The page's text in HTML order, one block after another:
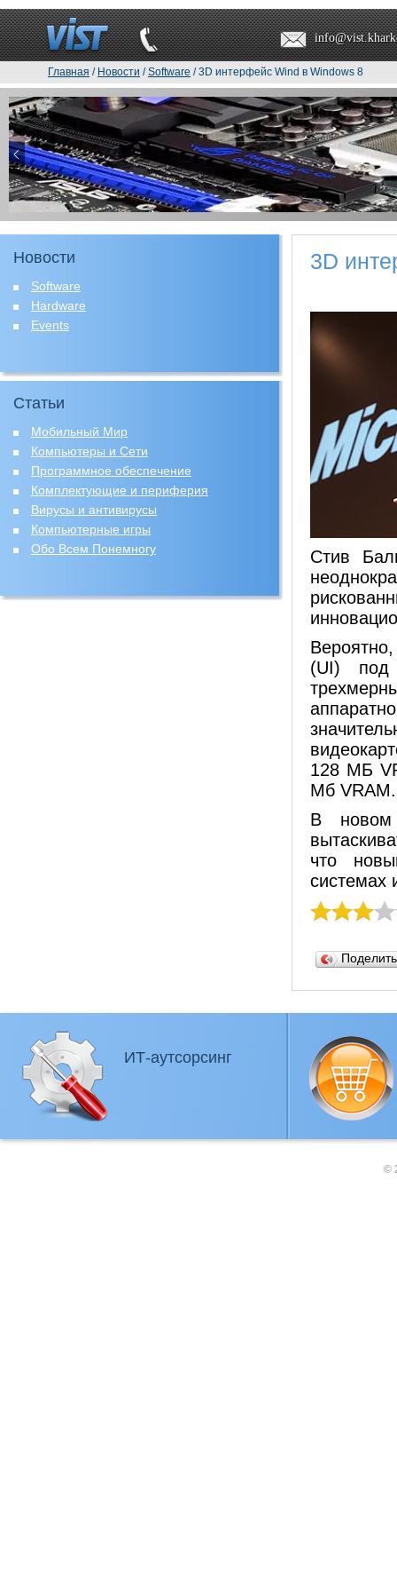
Главная / Новости /Software / 3D интерфейс Wind в Windows 8
Новости
Software
Hardware
Events
Статьи
Мобильный Мир
Компьютеры и Сети
Программное обеспечение
Комплектующие и периферия
Вирусы и антивирусы
Компьютерные игры
Обо Всем Понемногу
3D
Стив
(UI) под
128 МБ
Мб VRAM.
В новом
что
системах
ИТ-аутсорсинг
©